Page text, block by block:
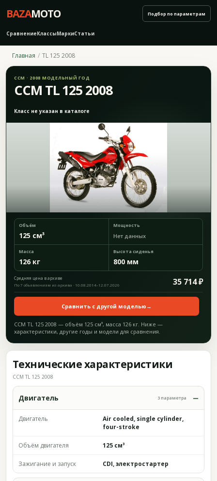
BAZAMOTO
СравнениеКлассыМаркиСтатьи
Подбор по параметрам
Главная TL 125 2008
CCM · 2008 МОДЕЛЬНЫЙ ГОД
CCM TL 125 2008
Класс не указан в каталоге
Объём
125 см³
Мощность
Нет данных
Масса
126 кг
Высота сиденья
800 мм
Средняя цена в архиве 35 714 ₽
По 7 объявлениям из архива · 10.08.2014–12.07.2026
Сравнить с другой моделью →
CCM TL 125 2008 — объём 125 см³, масса 126 кг. Ниже —
характеристики, другие годы и модели для сравнения.
Технические характеристики
CCM TL 125 2008
Двигатель 3 параметра
Двигатель
Air cooled, single cylinder,
four-stroke
Объём двигателя 125 см³
Зажигание и запуск CDI, электростартер